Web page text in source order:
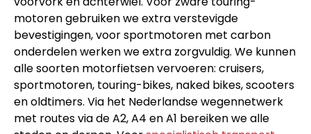
motoren gebruiken we extra verstevigde
bevestigingen, voor sportmotoren met carbon
onderdelen werken we extra zorgvuldig. We kunnen
alle soorten motorfietsen vervoeren: cruisers,
sportmotoren, touring-bikes, naked bikes, scooters
en oldtimers. Via het Nederlandse wegennetwerk
met routes via de A2, A4 en A1 bereiken we alle